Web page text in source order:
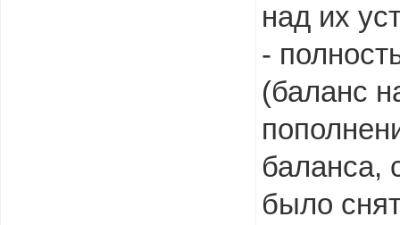
над их
-
(баланс
баланса,
было